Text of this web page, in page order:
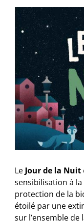
Le Jour de la Nuit
sensibilisation à
protection de la
étoilé par une
sur l’ensemble de